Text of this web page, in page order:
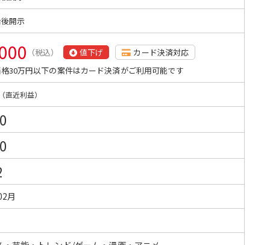
開示
（税込） 値下げ
カード決済対応
30万円以下の案件はカード決済がご利用可能です
（直近利益）
月